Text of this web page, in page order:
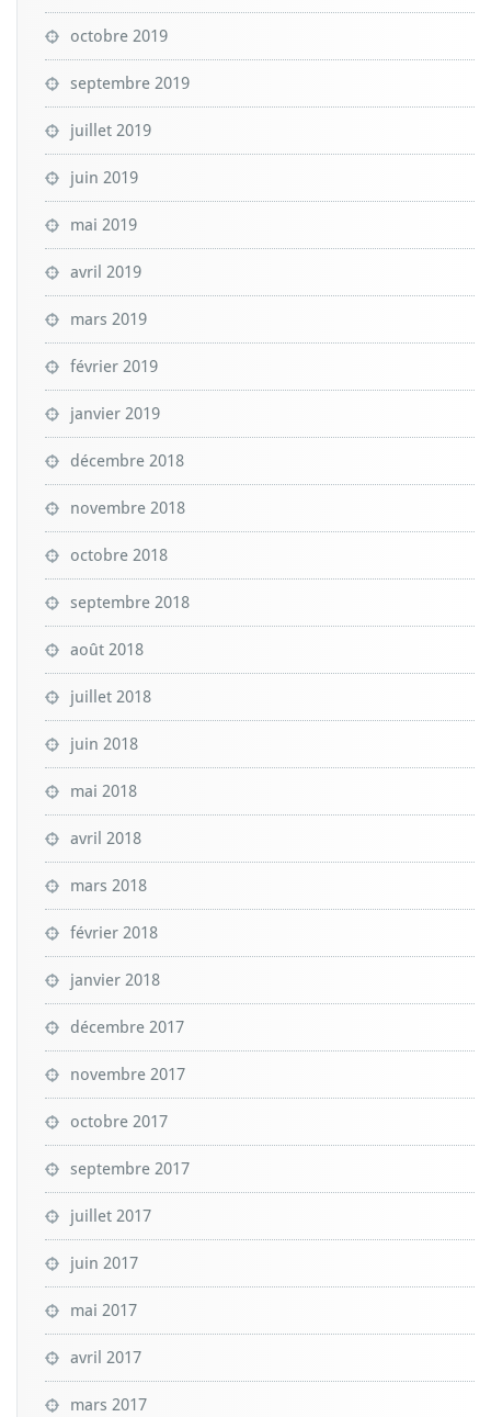
octobre 2019
septembre 2019
juillet 2019
juin 2019
mai 2019
avril 2019
mars 2019
février 2019
janvier 2019
décembre 2018
novembre 2018
octobre 2018
septembre 2018
août 2018
juillet 2018
juin 2018
mai 2018
avril 2018
mars 2018
février 2018
janvier 2018
décembre 2017
novembre 2017
octobre 2017
septembre 2017
juillet 2017
juin 2017
mai 2017
avril 2017
mars 2017